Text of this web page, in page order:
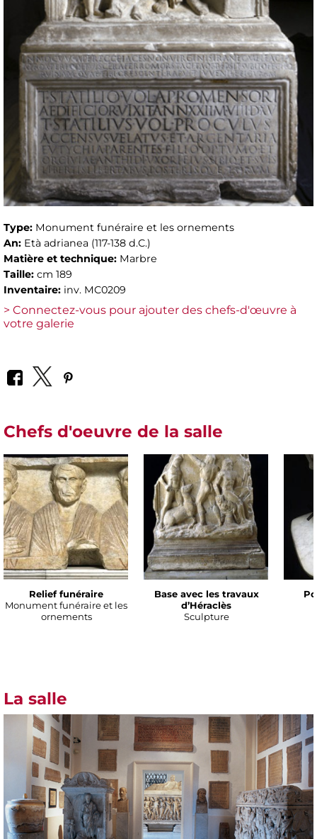
Type: Monument funéraire et les ornements
An: Età adrianea (117-138 d.C.)
Matière et technique: Marbre
Taille: cm 189
Inventaire: inv. MC0209
> Connectez-vous pour ajouter des chefs-d'œuvre à
votre galerie
Chefs d'oeuvre de la salle
Relief funéraire
Monument funéraire et les
ornements
Base avec les travaux
d’Héraclès
Sculpture
La salle